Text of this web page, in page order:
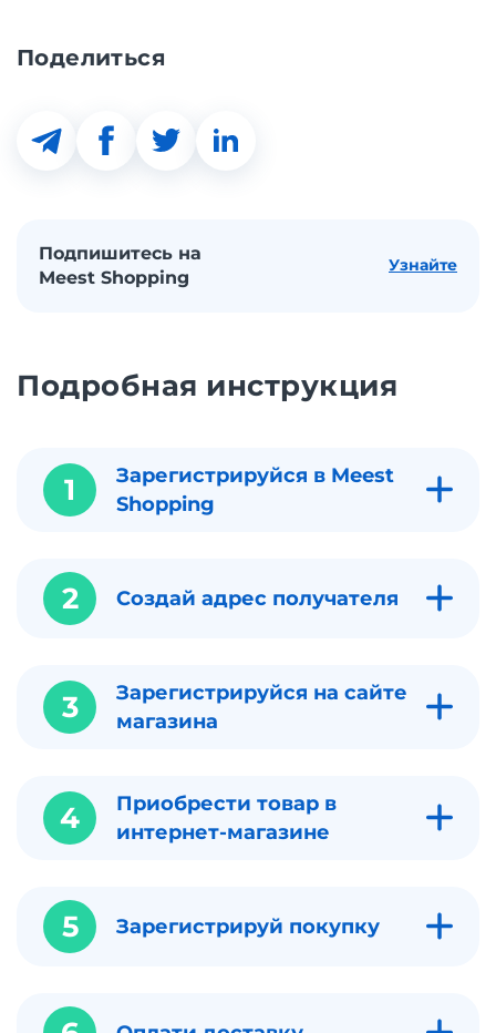
Поделиться
Подпишитесь на
Meest Shopping
Узнайте
Подробная инструкция
1
Зарегистрируйся в Meest
Shopping
2 Создай адрес получателя
3
Зарегистрируйся на сайте
магазина
4
Приобрести товар в
интернет-магазине
5 Зарегистрируй покупку